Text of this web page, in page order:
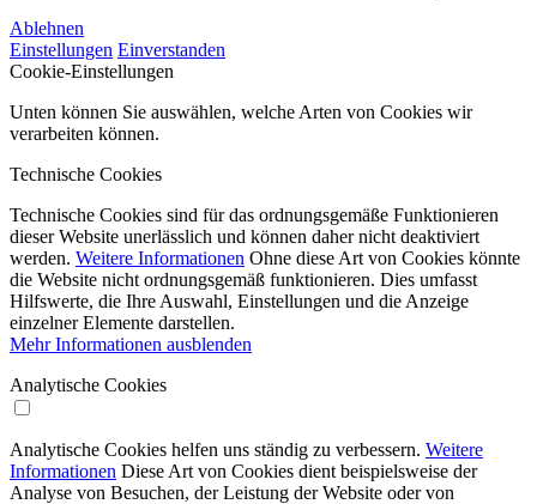
Ablehnen
Einstellungen Einverstanden
Cookie-Einstellungen
Unten können Sie auswählen, welche Arten von Cookies wir
verarbeiten können.
Technische Cookies
Technische Cookies sind für das ordnungsgemäße Funktionieren
dieser Website unerlässlich und können daher nicht deaktiviert
werden. Weitere Informationen Ohne diese Art von Cookies könnte
die Website nicht ordnungsgemäß funktionieren. Dies umfasst
Hilfswerte, die Ihre Auswahl, Einstellungen und die Anzeige
einzelner Elemente darstellen.
Mehr Informationen ausblenden
Analytische Cookies
Analytische Cookies helfen uns ständig zu verbessern. Weitere
Informationen Diese Art von Cookies dient beispielsweise der
Analyse von Besuchen, der Leistung der Website oder von